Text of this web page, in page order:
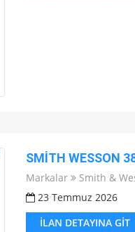
SMİTH WESSON
Markalar Smith &
23 Temmuz 2026
İLAN DETAYINA GIT